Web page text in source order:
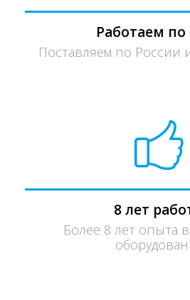
Работаем по
Поставляем по России
8 лет
Более 8 лет опыта